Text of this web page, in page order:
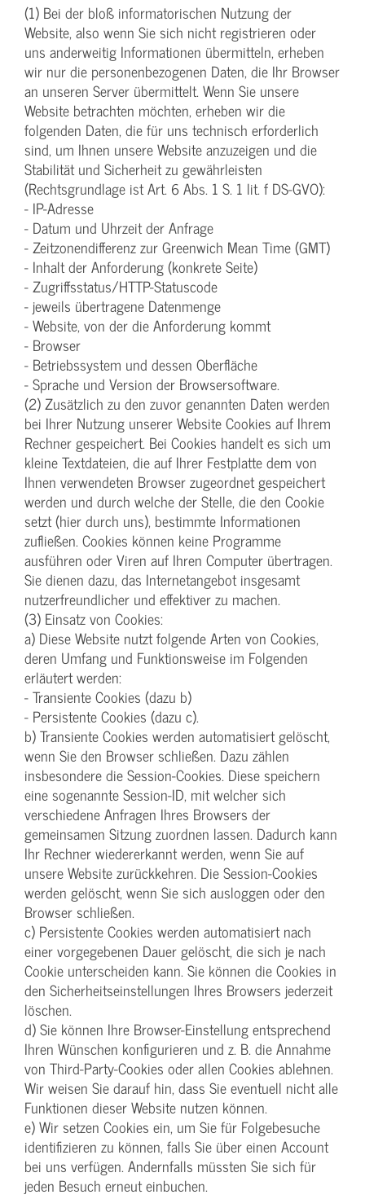
(1) Bei der bloß informatorischen Nutzung der
Website, also wenn Sie sich nicht registrieren oder
uns anderweitig Informationen übermitteln, erheben
wir nur die personenbezogenen Daten, die Ihr Browser
an unseren Server übermittelt. Wenn Sie unsere
Website betrachten möchten, erheben wir die
folgenden Daten, die für uns technisch erforderlich
sind, um Ihnen unsere Website anzuzeigen und die
Stabilität und Sicherheit zu gewährleisten
(Rechtsgrundlage ist Art. 6 Abs. 1 S. 1 lit. f DS-GVO):
- IP-Adresse
- Datum und Uhrzeit der Anfrage
- Zeitzonendifferenz zur Greenwich Mean Time (GMT)
- Inhalt der Anforderung (konkrete Seite)
- Zugriffsstatus/HTTP-Statuscode
- jeweils übertragene Datenmenge
- Website, von der die Anforderung kommt
- Browser
- Betriebssystem und dessen Oberfläche
- Sprache und Version der Browsersoftware.
(2) Zusätzlich zu den zuvor genannten Daten werden
bei Ihrer Nutzung unserer Website Cookies auf Ihrem
Rechner gespeichert. Bei Cookies handelt es sich um
kleine Textdateien, die auf Ihrer Festplatte dem von
Ihnen verwendeten Browser zugeordnet gespeichert
werden und durch welche der Stelle, die den Cookie
setzt (hier durch uns), bestimmte Informationen
zufließen. Cookies können keine Programme
ausführen oder Viren auf Ihren Computer übertragen.
Sie dienen dazu, das Internetangebot insgesamt
nutzerfreundlicher und effektiver zu machen.
(3) Einsatz von Cookies:
a) Diese Website nutzt folgende Arten von Cookies,
deren Umfang und Funktionsweise im Folgenden
erläutert werden:
- Transiente Cookies (dazu b)
- Persistente Cookies (dazu c).
b) Transiente Cookies werden automatisiert gelöscht,
wenn Sie den Browser schließen. Dazu zählen
insbesondere die Session-Cookies. Diese speichern
eine sogenannte Session-ID, mit welcher sich
verschiedene Anfragen Ihres Browsers der
gemeinsamen Sitzung zuordnen lassen. Dadurch kann
Ihr Rechner wiedererkannt werden, wenn Sie auf
unsere Website zurückkehren. Die Session-Cookies
werden gelöscht, wenn Sie sich ausloggen oder den
Browser schließen.
c) Persistente Cookies werden automatisiert nach
einer vorgegebenen Dauer gelöscht, die sich je nach
Cookie unterscheiden kann. Sie können die Cookies in
den Sicherheitseinstellungen Ihres Browsers jederzeit
löschen.
d) Sie können Ihre Browser-Einstellung entsprechend
Ihren Wünschen konfigurieren und z. B. die Annahme
von Third-Party-Cookies oder allen Cookies ablehnen.
Wir weisen Sie darauf hin, dass Sie eventuell nicht alle
Funktionen dieser Website nutzen können.
e) Wir setzen Cookies ein, um Sie für Folgebesuche
identifizieren zu können, falls Sie über einen Account
bei uns verfügen. Andernfalls müssten Sie sich für
jeden Besuch erneut einbuchen.